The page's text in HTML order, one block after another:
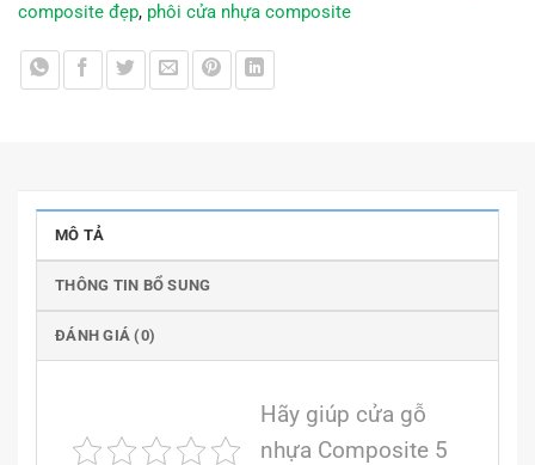
composite đẹp, phôi cửa nhựa composite
MÔ TẢ
THÔNG TIN BỔ SUNG
ĐÁNH GIÁ (0)
Hãy giúp cửa gỗ
nhựa Composite 5